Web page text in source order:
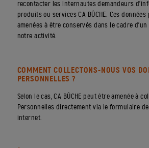
recontacter les internautes demandeurs
produits ou services CA BÛCHE. Ces
amenées à être conservés dans le cadre
notre activité.
COMMENT COLLECTONS-NOUS VOS
PERSONNELLES ?
Selon le cas, CA BÛCHE peut être amenée à
Personnelles directement via le formulaire
internet.